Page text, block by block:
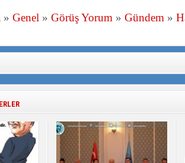
» Genel » Görüş Yorum » Gündem »